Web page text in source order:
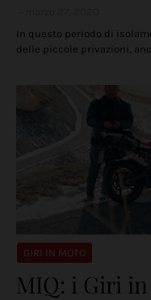
In questo periodo di
delle piccole privazioni,
GIRI IN MOTO
MIQ: i Giri